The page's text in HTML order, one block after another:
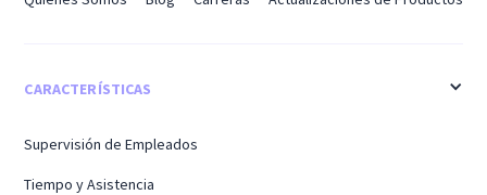
CARACTERÍSTICAS
Supervisión de Empleados
Tiempo y Asistencia